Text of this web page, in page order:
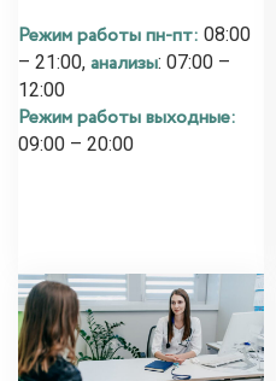
Режим работы пн-пт: 08:00
– 21:00, анализы: 07:00 –
12:00
Режим работы выходные:
09:00 – 20:00